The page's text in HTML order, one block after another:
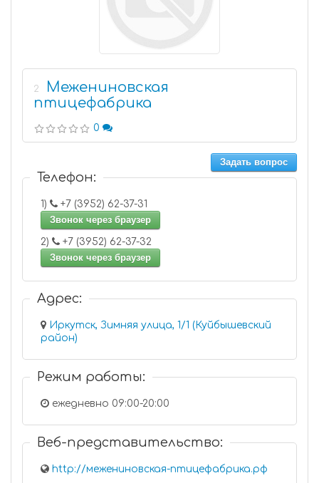
2
Межениновская
птицефабрика
0
Задать вопрос
Телефон:
1)
+7 (3952) 62-37-31
Звонок через браузер
2)
+7 (3952) 62-37-32
Звонок через браузер
Адрес:
Иркутск, Зимняя улица, 1/1 (Куйбышевский
район)
Режим работы:
ежедневно 09:00-20:00
Веб-представительство:
http://межениновская-птицефабрика.рф